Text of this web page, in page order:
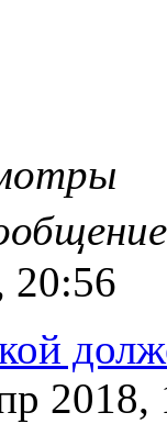
20:56
2018,